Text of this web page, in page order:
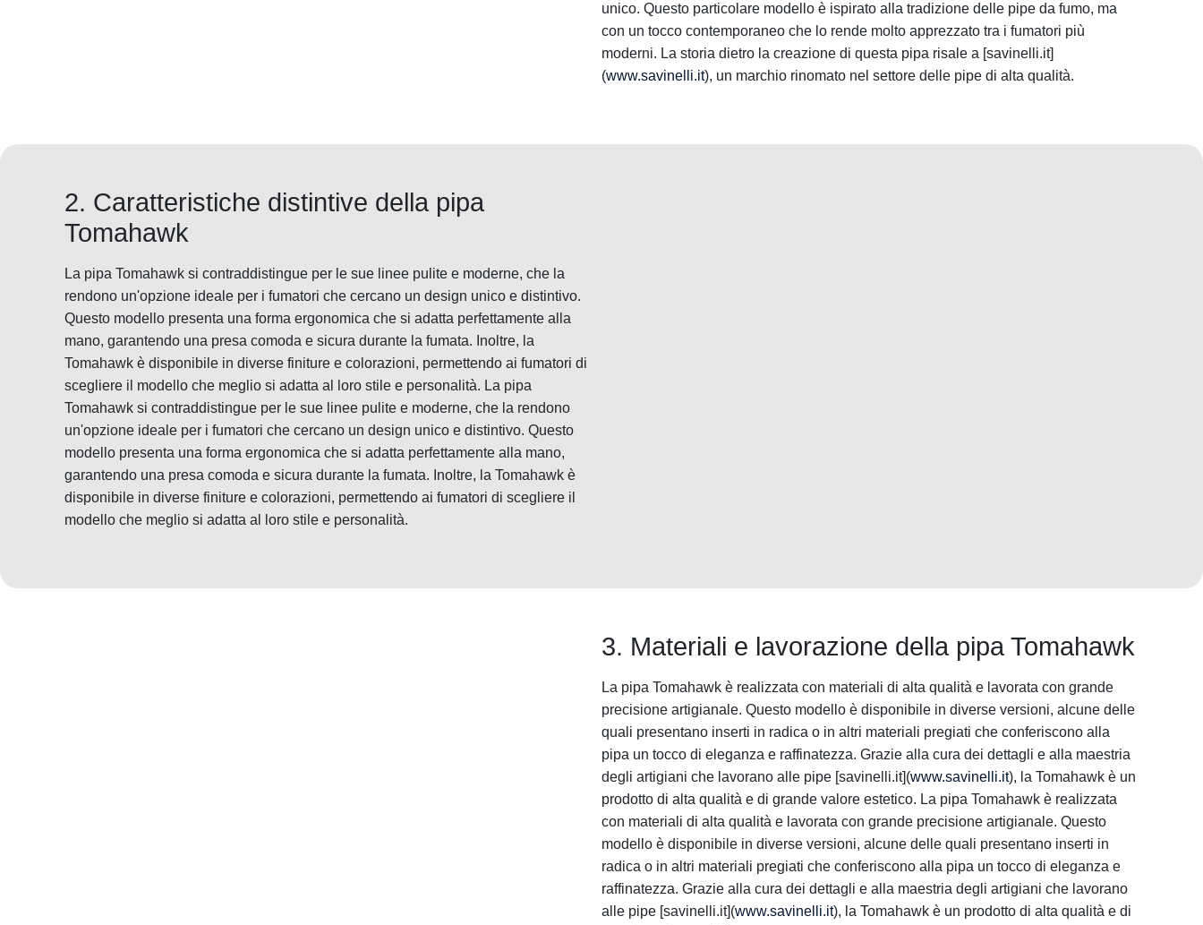
unico. Questo particolare modello è ispirato alla tradizione delle pipe da fumo, ma
con un tocco contemporaneo che lo rende molto apprezzato tra i fumatori più
moderni. La storia dietro la creazione di questa pipa risale a [savinelli.it]
(www.savinelli.it), un marchio rinomato nel settore delle pipe di alta qualità.
2. Caratteristiche distintive della pipa
Tomahawk
La pipa Tomahawk si contraddistingue per le sue linee pulite e moderne, che la
rendono un'opzione ideale per i fumatori che cercano un design unico e distintivo.
Questo modello presenta una forma ergonomica che si adatta perfettamente alla
mano, garantendo una presa comoda e sicura durante la fumata. Inoltre, la
Tomahawk è disponibile in diverse finiture e colorazioni, permettendo ai fumatori di
scegliere il modello che meglio si adatta al loro stile e personalità. La pipa
Tomahawk si contraddistingue per le sue linee pulite e moderne, che la rendono
un'opzione ideale per i fumatori che cercano un design unico e distintivo. Questo
modello presenta una forma ergonomica che si adatta perfettamente alla mano,
garantendo una presa comoda e sicura durante la fumata. Inoltre, la Tomahawk è
disponibile in diverse finiture e colorazioni, permettendo ai fumatori di scegliere il
modello che meglio si adatta al loro stile e personalità.
3. Materiali e lavorazione della pipa Tomahawk
La pipa Tomahawk è realizzata con materiali di alta qualità e lavorata con grande
precisione artigianale. Questo modello è disponibile in diverse versioni, alcune delle
quali presentano inserti in radica o in altri materiali pregiati che conferiscono alla
pipa un tocco di eleganza e raffinatezza. Grazie alla cura dei dettagli e alla maestria
degli artigiani che lavorano alle pipe [savinelli.it](www.savinelli.it), la Tomahawk è un
prodotto di alta qualità e di grande valore estetico. La pipa Tomahawk è realizzata
con materiali di alta qualità e lavorata con grande precisione artigianale. Questo
modello è disponibile in diverse versioni, alcune delle quali presentano inserti in
radica o in altri materiali pregiati che conferiscono alla pipa un tocco di eleganza e
raffinatezza. Grazie alla cura dei dettagli e alla maestria degli artigiani che lavorano
alle pipe [savinelli.it](www.savinelli.it), la Tomahawk è un prodotto di alta qualità e di